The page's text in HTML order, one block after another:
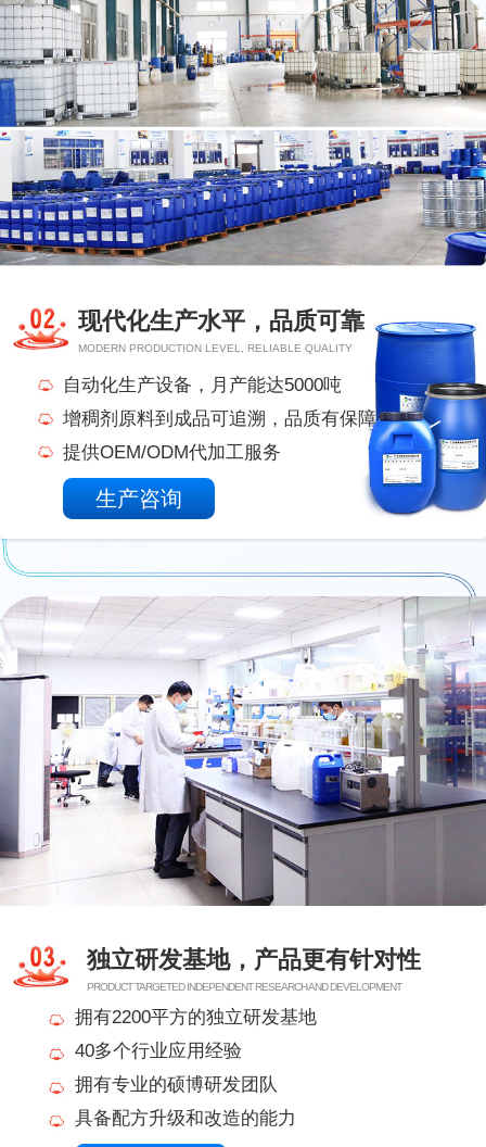
现代化生产水平，品质可靠
MODERN PRODUCTION LEVEL, RELIABLE QUALITY
自动化生产设备，月产能达5000吨
增稠剂原料到成品可追溯，品质有保障
提供OEM/ODM代加工服务
生产咨询
独立研发基地，产品更有针对性
PRODUCT TARGETED INDEPENDENT RESEARCH AND DEVELOPMENT
拥有2200平方的独立研发基地
40多个行业应用经验
拥有专业的硕博研发团队
具备配方升级和改造的能力